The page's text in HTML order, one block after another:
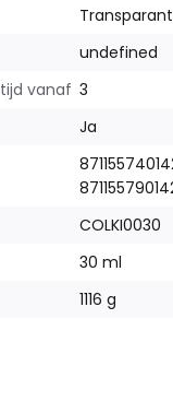
Transparant
undefined
vanaf 3
Ja
COLKI0030
30 ml
1116 g